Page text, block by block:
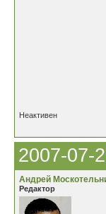
Неактивен
2007-07-
Андрей
Редактор